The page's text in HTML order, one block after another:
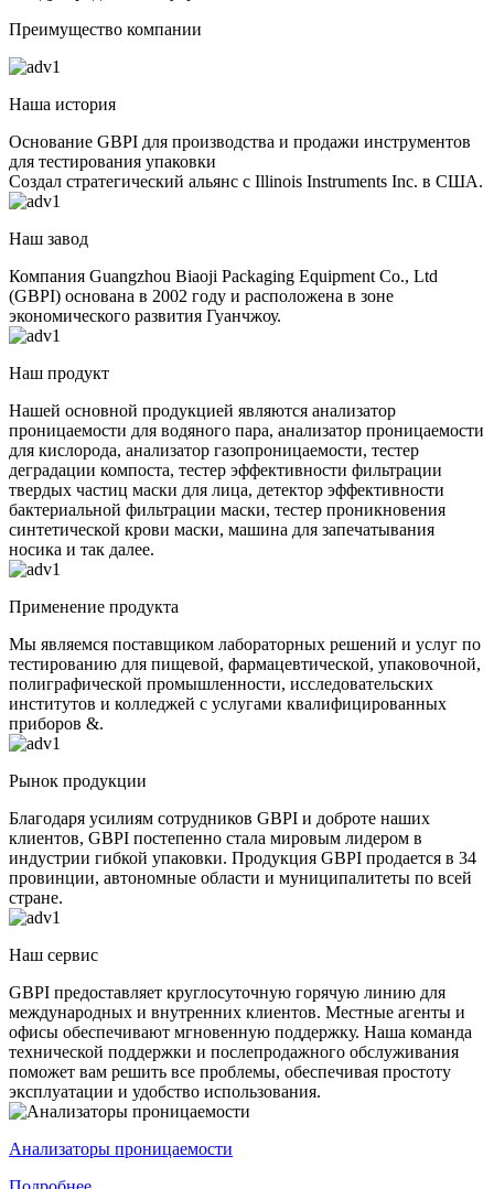
Преимущество компании
Наша история
Основание GBPI для производства и продажи инструментов
для тестирования упаковки
Создал стратегический альянс с Illinois Instruments Inc. в США.
Наш завод
Компания Guangzhou Biaoji Packaging Equipment Co., Ltd
(GBPI) основана в 2002 году и расположена в зоне
экономического развития Гуанчжоу.
Наш продукт
Нашей основной продукцией являются анализатор
проницаемости для водяного пара, анализатор проницаемости
для кислорода, анализатор газопроницаемости, тестер
деградации компоста, тестер эффективности фильтрации
твердых частиц маски для лица, детектор эффективности
бактериальной фильтрации маски, тестер проникновения
синтетической крови маски, машина для запечатывания
носика и так далее.
Применение продукта
Мы являемся поставщиком лабораторных решений и услуг по
тестированию для пищевой, фармацевтической, упаковочной,
полиграфической промышленности, исследовательских
институтов и колледжей с услугами квалифицированных
приборов &.
Рынок продукции
Благодаря усилиям сотрудников GBPI и доброте наших
клиентов, GBPI постепенно стала мировым лидером в
индустрии гибкой упаковки. Продукция GBPI продается в 34
провинции, автономные области и муниципалитеты по всей
стране.
Наш сервис
GBPI предоставляет круглосуточную горячую линию для
международных и внутренних клиентов. Местные агенты и
офисы обеспечивают мгновенную поддержку. Наша команда
технической поддержки и послепродажного обслуживания
поможет вам решить все проблемы, обеспечивая простоту
эксплуатации и удобство использования.
Анализаторы проницаемости